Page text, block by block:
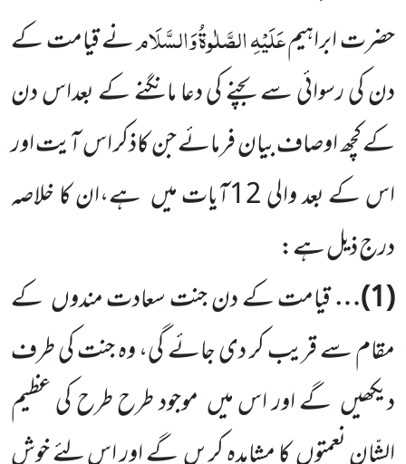
حضرت ابراہیمعَلَیْہِالصَّلٰوۃُوَالسَّلَامنے قیامت کے
دن کی رسوائی سےبچنے کی دعا مانگنے کے بعداس دن
کے کچھ اوصاف بیان فرمائے جن کاذکر اس آیت اور
اس کے بعد والی12آیاتمیں ہے،ان کا خلاصہ
درج ذیل ہے:
(
1
)…قیامت کے دن جنت سعادت مندوں کے
مقام سے قریب کر دی جائے گی، وہ جنت کی طرف
دیکھیں گے اور اس میں موجود طرح طرح کی عظیم